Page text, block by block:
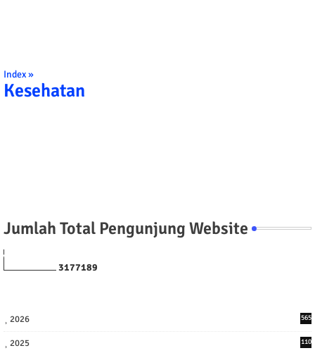
Index »
Kesehatan
Jumlah Total Pengunjung Website
3177189
2026 565
2025
110